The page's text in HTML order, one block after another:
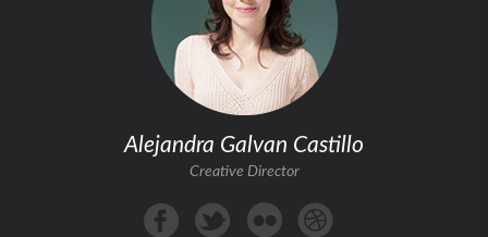
Alejandra Galvan Castillo
Creative Director